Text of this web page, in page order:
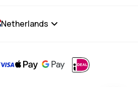
Netherlands